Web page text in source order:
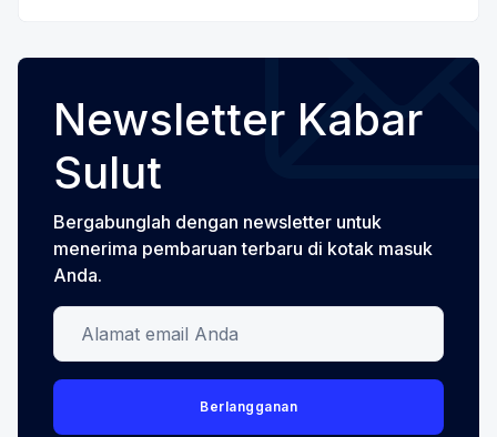
Newsletter Kabar
Sulut
Bergabunglah dengan newsletter untuk
menerima pembaruan terbaru di kotak masuk
Anda.
Alamat email Anda
Berlangganan